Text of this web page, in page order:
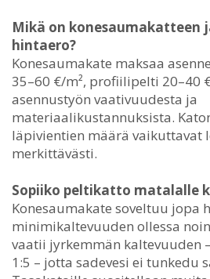
Mikä on konesaumakatteen
hintaero?
Konesaumakate maksaa
35–60 €/m², profiilipelti 20–40
asennustyön vaativuudesta ja
materiaalikustannuksista.
läpivientien määrä vaikuttavat
merkittävästi.
Sopiiko peltikatto matalalle
Konesaumakate soveltuu jopa
minimikaltevuuden ollessa
vaatii jyrkemmän kaltevuuden
1:5 – jotta sadevesi ei tunkedu